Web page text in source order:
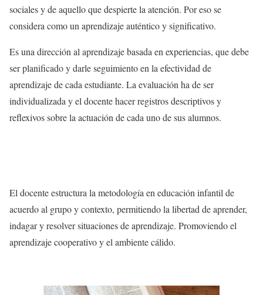
sociales y de aquello que despierte la atención. Por eso se
considera como un aprendizaje auténtico y significativo.
Es una dirección al aprendizaje basada en experiencias, que debe
ser planificado y darle seguimiento en la efectividad de
aprendizaje de cada estudiante. La evaluación ha de ser
individualizada y el docente hacer registros descriptivos y
reflexivos sobre la actuación de cada uno de sus alumnos.
El docente estructura la metodología en educación infantil de
acuerdo al grupo y contexto, permitiendo la libertad de aprender,
indagar y resolver situaciones de aprendizaje. Promoviendo el
aprendizaje cooperativo y el ambiente cálido.